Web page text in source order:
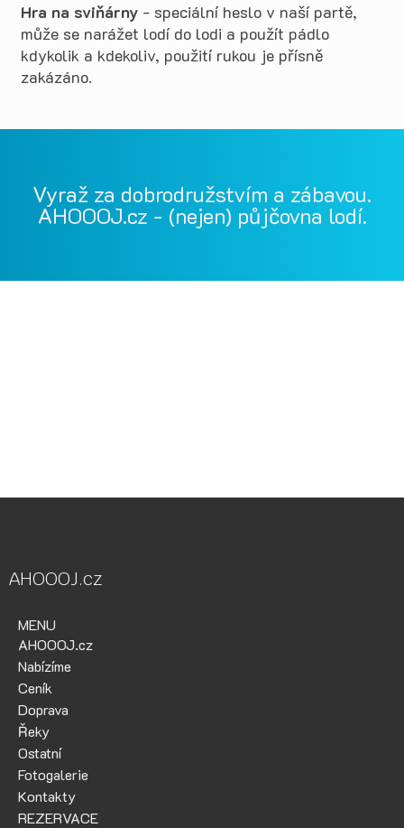
Hra na sviňárny - speciální heslo v naší partě,
může se narážet lodí do lodi a použít pádlo
kdykolik a kdekoliv, použití rukou je přísně
zakázáno.
Vyraž za dobrodružstvím a zábavou.
AHOOOJ.cz - (nejen) půjčovna lodí.
AHOOOJ.cz
MENU
AHOOOJ.cz
Nabízíme
Ceník
Doprava
Řeky
Ostatní
Fotogalerie
Kontakty
REZERVACE